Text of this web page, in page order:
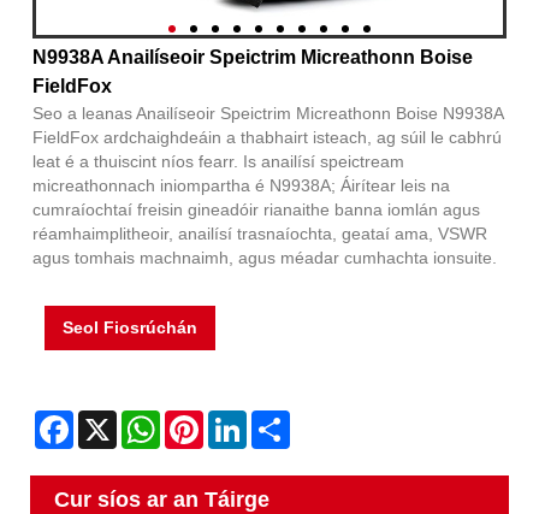
N9938A Anailíseoir Speictrim Micreathonn Boise
FieldFox
Seo a leanas Anailíseoir Speictrim Micreathonn Boise N9938A
FieldFox ardchaighdeáin a thabhairt isteach, ag súil le cabhrú
leat é a thuiscint níos fearr. Is anailísí speictream
micreathonnach iniompartha é N9938A; Áirítear leis na
cumraíochtaí freisin gineadóir rianaithe banna iomlán agus
réamhaimplitheoir, anailísí trasnaíochta, geataí ama, VSWR
agus tomhais machnaimh, agus méadar cumhachta ionsuite.
Seol Fiosrúchán
Facebook
X WhatsAppPinterestLinkedIn
Cur síos ar an Táirge